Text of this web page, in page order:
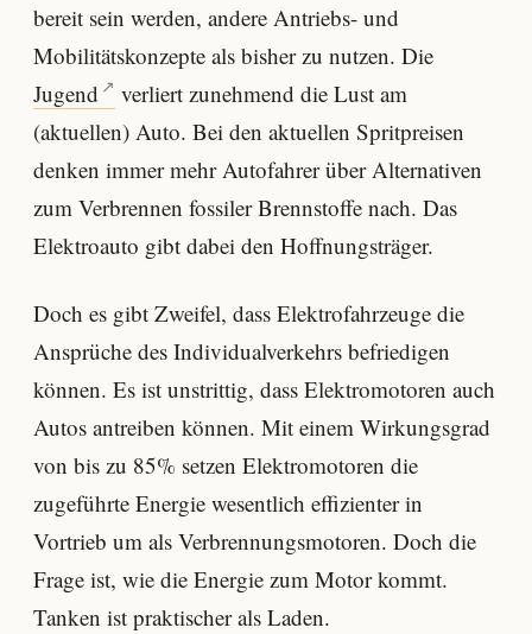
bereit sein werden, andere Antriebs- und
Mobilitätskonzepte als bisher zu nutzen. Die
Jugend
verliert zunehmend die Lust am
(aktuellen) Auto. Bei den aktuellen Spritpreisen
denken immer mehr Autofahrer über Alternativen
zum Verbrennen fossiler Brennstoffe nach. Das
Elektroauto gibt dabei den Hoffnungsträger.
Doch es gibt Zweifel, dass Elektrofahrzeuge die
Ansprüche des Individualverkehrs befriedigen
können. Es ist unstrittig, dass Elektromotoren auch
Autos antreiben können. Mit einem Wirkungsgrad
von bis zu 85% setzen Elektromotoren die
zugeführte Energie wesentlich effizienter in
Vortrieb um als Verbrennungsmotoren. Doch die
Frage ist, wie die Energie zum Motor kommt.
Tanken ist praktischer als Laden.